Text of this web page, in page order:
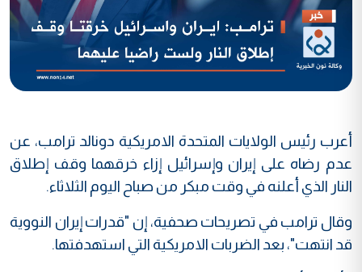
أعرب رئيس الولايات المتحدة الامريكية دونالد ترامب، عن
عدم رضاه على إيران وإسرائيل إزاء خرقهما وقف إطلاق
النار الذي أعلنه في وقت مبكر من صباح اليوم الثلاثاء.
وقال ترامب في تصريحات صحفية، إن "قدرات إيران النووية
قد انتهت"، بعد الضربات الامريكية التي استهدفتها.